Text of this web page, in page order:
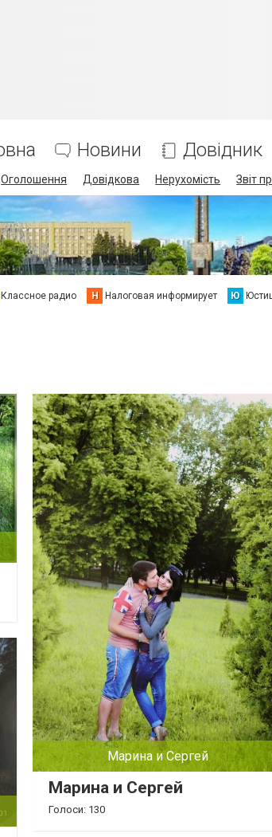
Новини Довідник
Оголошення Довідкова Нерухомість Звіт
Классное радио Н Налоговая информирует Ю
Марина и Сергей
Марина и Сергей
Голоси: 130